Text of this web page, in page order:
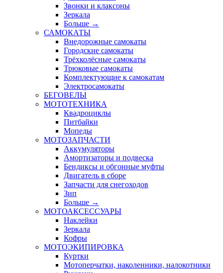
Звонки и клаксоны
Зеркала
Больше →
САМОКАТЫ
Внедорожные самокаты
Городские самокаты
Трёхколёсные самокаты
Трюковые самокаты
Комплектующие к самокатам
Электросамокаты
БЕГОВЕЛЫ
МОТОТЕХНИКА
Квадроциклы
Питбайки
Мопеды
МОТОЗАПЧАСТИ
Аккумуляторы
Амортизаторы и подвеска
Бендиксы и обгонные муфты
Двигатель в сборе
Запчасти для снегоходов
Зип
Больше →
МОТОАКСЕССУАРЫ
Наклейки
Зеркала
Кофры
МОТОЭКИПИРОВКА
Куртки
Мотоперчатки, наколенники, налокотники